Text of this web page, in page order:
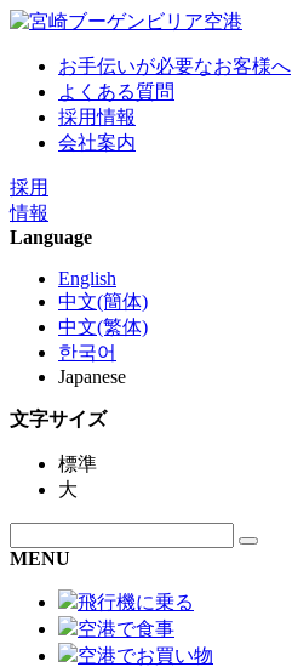
お手伝いが必要なお客様へ
よくある質問
採用情報
会社案内
採用
情報
Language
English
中文(簡体)
中文(繁体)
한국어
Japanese
文字サイズ
標準
大
MENU
飛行機に乗る
空港で食事
空港でお買い物